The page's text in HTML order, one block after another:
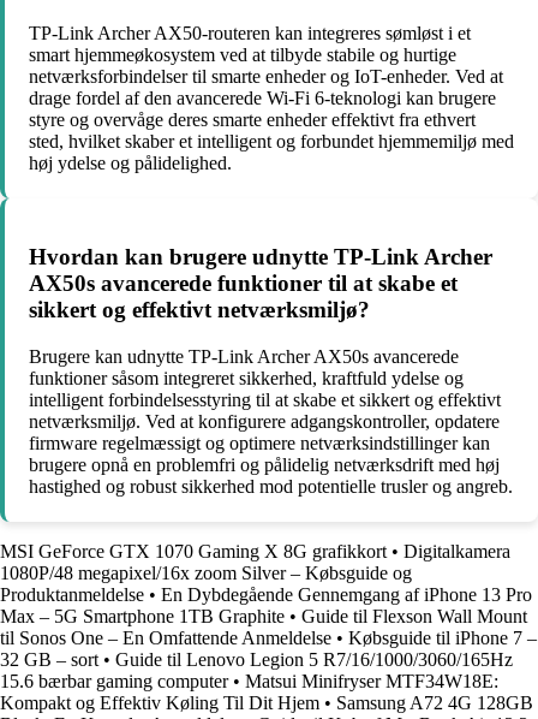
TP-Link Archer AX50-routeren kan integreres sømløst i et
smart hjemmeøkosystem ved at tilbyde stabile og hurtige
netværksforbindelser til smarte enheder og IoT-enheder. Ved at
drage fordel af den avancerede Wi-Fi 6-teknologi kan brugere
styre og overvåge deres smarte enheder effektivt fra ethvert
sted, hvilket skaber et intelligent og forbundet hjemmemiljø med
høj ydelse og pålidelighed.
Hvordan kan brugere udnytte TP-Link Archer
AX50s avancerede funktioner til at skabe et
sikkert og effektivt netværksmiljø?
Brugere kan udnytte TP-Link Archer AX50s avancerede
funktioner såsom integreret sikkerhed, kraftfuld ydelse og
intelligent forbindelsesstyring til at skabe et sikkert og effektivt
netværksmiljø. Ved at konfigurere adgangskontroller, opdatere
firmware regelmæssigt og optimere netværksindstillinger kan
brugere opnå en problemfri og pålidelig netværksdrift med høj
hastighed og robust sikkerhed mod potentielle trusler og angreb.
MSI GeForce GTX 1070 Gaming X 8G grafikkort • Digitalkamera
1080P/48 megapixel/16x zoom Silver – Købsguide og
Produktanmeldelse • En Dybdegående Gennemgang af iPhone 13 Pro
Max – 5G Smartphone 1TB Graphite • Guide til Flexson Wall Mount
til Sonos One – En Omfattende Anmeldelse • Købsguide til iPhone 7 –
32 GB – sort • Guide til Lenovo Legion 5 R7/16/1000/3060/165Hz
15.6 bærbar gaming computer• Matsui Minifryser MTF34W18E:
Kompakt og Effektiv Køling Til Dit Hjem • Samsung A72 4G 128GB